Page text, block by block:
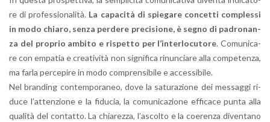
re di pro­fes­sio­na­li­tà. La ca­pa­ci­tà di spie­ga­re con­cet­ti com­ples­si
in modo chia­ro, senza per­de­re pre­ci­sio­ne, è segno di pa­dro­nan­
za del pro­prio am­bi­to e ri­spet­to per l’in­ter­lo­cu­to­re. Co­mu­ni­ca­
re con em­pa­tia e crea­ti­vi­tà non si­gni­fi­ca ri­nun­cia­re alla com­pe­ten­za,
ma farla per­ce­pi­re in modo com­pren­si­bi­le e ac­ces­si­bi­le.
Nel bran­ding con­tem­po­ra­neo, dove la sa­tu­ra­zio­ne dei mes­sag­gi ri­
du­ce l’at­ten­zio­ne e la fi­du­cia, la co­mu­ni­ca­zio­ne ef­fi­ca­ce punta alla
qua­li­tà del con­tat­to. La chia­rez­za, l’a­scol­to e la coe­ren­za di­ven­ta­no